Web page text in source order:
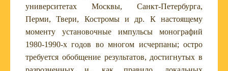
университетах Москвы, Санкт-Петербурга,
Перми, Твери, Костромы и др. К настоящему
моменту установочные импульсы монографий
1980-1990-х годов во многом исчерпаны; остро
требуется обобщение результатов, достигнутых в